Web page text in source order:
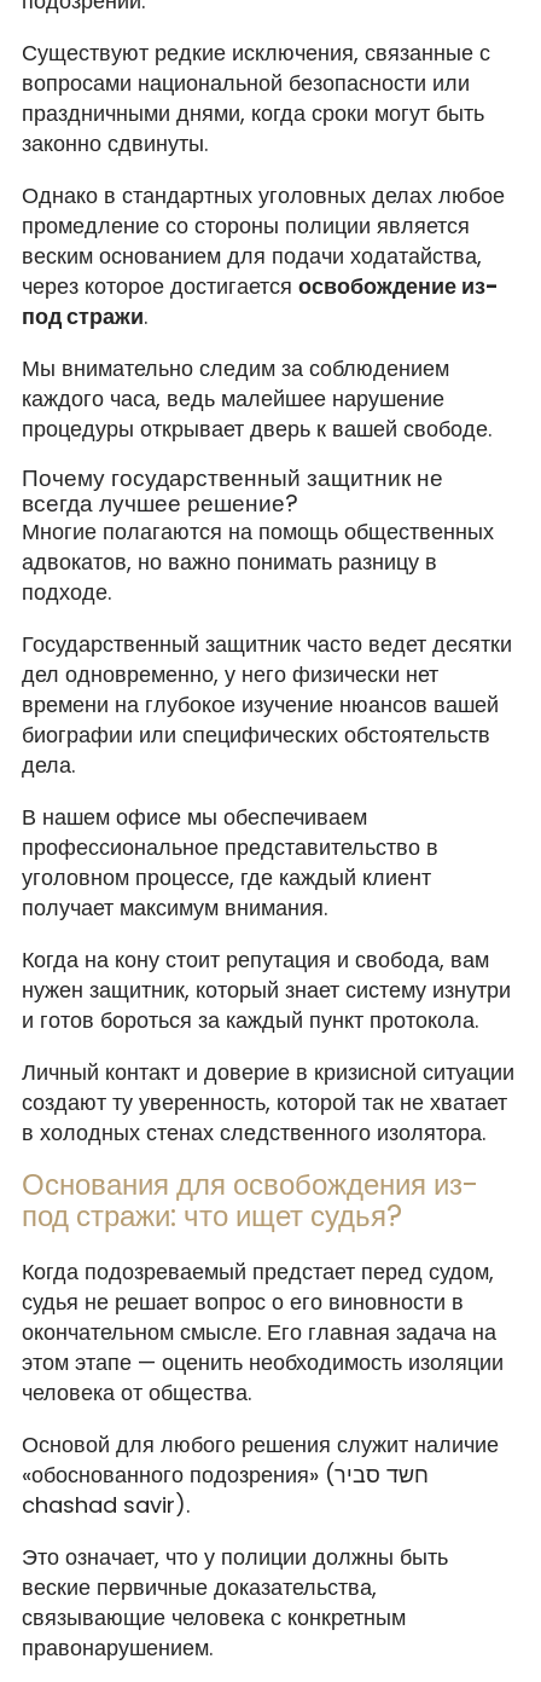
Существуют редкие исключения, связанные с
вопросами национальной безопасности или
праздничными днями, когда сроки могут быть
законно сдвинуты.
Однако в стандартных уголовных делах любое
промедление со стороны полиции является
веским основанием для подачи ходатайства,
через которое достигается освобождение из-
под стражи.
Мы внимательно следим за соблюдением
каждого часа, ведь малейшее нарушение
процедуры открывает дверь к вашей свободе.
Почему государственный защитник не
всегда лучшее решение?
Многие полагаются на помощь общественных
адвокатов, но важно понимать разницу в
подходе.
Государственный защитник часто ведет десятки
дел одновременно, у него физически нет
времени на глубокое изучение нюансов вашей
биографии или специфических обстоятельств
дела.
В нашем офисе мы обеспечиваем
профессиональное представительство в
уголовном процессе, где каждый клиент
получает максимум внимания.
Когда на кону стоит репутация и свобода, вам
нужен защитник, который знает систему изнутри
и готов бороться за каждый пункт протокола.
Личный контакт и доверие в кризисной ситуации
создают ту уверенность, которой так не хватает
в холодных стенах следственного изолятора.
Основания для освобождения из-
под стражи: что ищет судья?
Когда подозреваемый предстает перед судом,
судья не решает вопрос о его виновности в
окончательном смысле. Его главная задача на
этом этапе — оценить необходимость изоляции
человека от общества.
Основой для любого решения служит наличие
«обоснованного подозрения» (חשד סביר
chashad savir).
Это означает, что у полиции должны быть
веские первичные доказательства,
связывающие человека с конкретным
правонарушением.